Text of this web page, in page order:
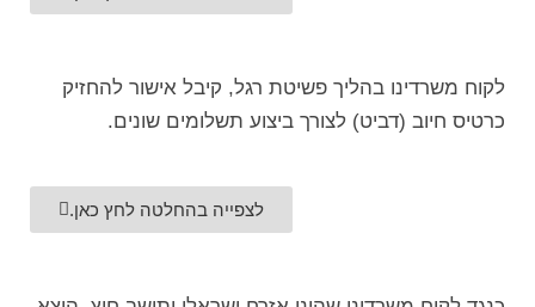
לקוח משרדינו בהליך פשיטת רגל, קיבל אישור להחזיק
כרטיס חיוב (דביט) לצורך ביצוע תשלומים שונים.
לצפייה בהחלטה לחץ כאן.